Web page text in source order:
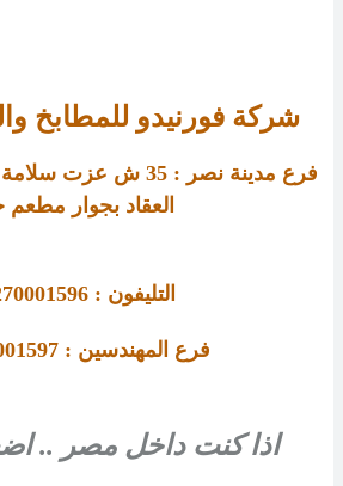
شركة فورنيدو للمطابخ
فرع مدينة نصر : 35 ش عزت سلامة
العقاد بجوار مطعم
التليفون : 01270001596
فرع المهندسين : 01270001597
اذا كنت داخل مصر ..